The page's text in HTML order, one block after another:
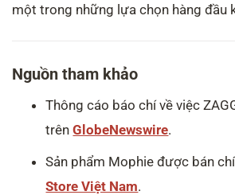
một trong những lựa chọn hàng đầu
Nguồn tham khảo
Thông cáo báo chí về việc
trênGlobeNewswire.
Sản phẩm Mophie được bán
Store Việt Nam.